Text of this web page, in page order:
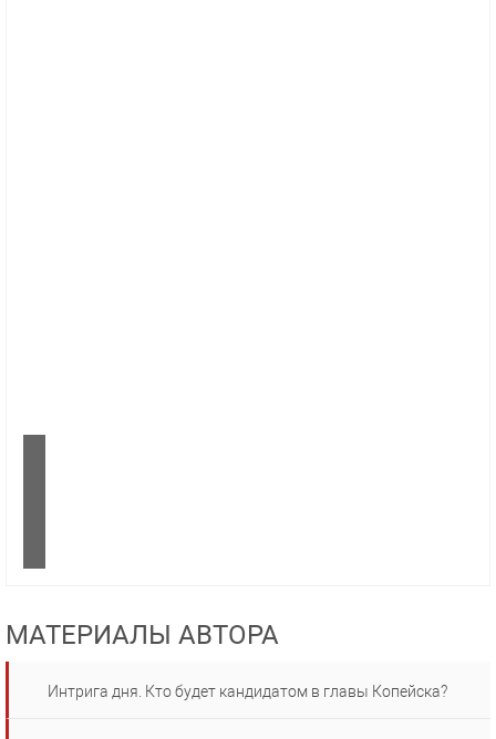
МАТЕРИАЛЫ АВТОРА
Интрига дня. Кто будет кандидатом в главы Копейска?